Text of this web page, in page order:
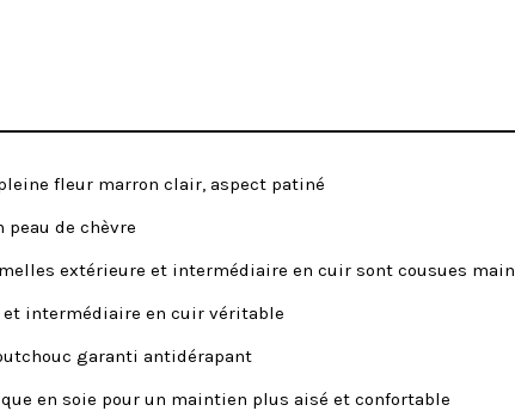
fleur marron clair, aspect patiné
peau de chèvre
extérieure et intermédiaire en cuir sont cousues main
intermédiaire en cuir véritable
garanti antidérapant
en soie pour un maintien plus aisé et confortable